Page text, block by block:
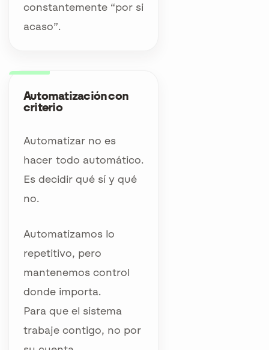
constantemente “por si
acaso”.
Automatización con
criterio
Automatizar no es
hacer todo automático.
Es decidir qué sí y qué
no.
Automatizamos lo
repetitivo, pero
mantenemos control
donde importa.
Para que el sistema
trabaje contigo, no por